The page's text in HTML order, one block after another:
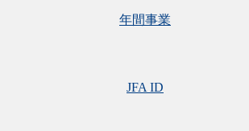
年間事業
JFA ID